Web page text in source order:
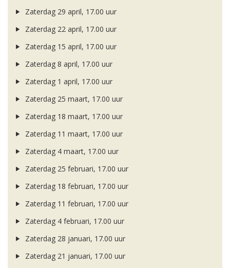
Zaterdag 29 april, 17.00 uur
Zaterdag 22 april, 17.00 uur
Zaterdag 15 april, 17.00 uur
Zaterdag 8 april, 17.00 uur
Zaterdag 1 april, 17.00 uur
Zaterdag 25 maart, 17.00 uur
Zaterdag 18 maart, 17.00 uur
Zaterdag 11 maart, 17.00 uur
Zaterdag 4 maart, 17.00 uur
Zaterdag 25 februari, 17.00 uur
Zaterdag 18 februari, 17.00 uur
Zaterdag 11 februari, 17.00 uur
Zaterdag 4 februari, 17.00 uur
Zaterdag 28 januari, 17.00 uur
Zaterdag 21 januari, 17.00 uur